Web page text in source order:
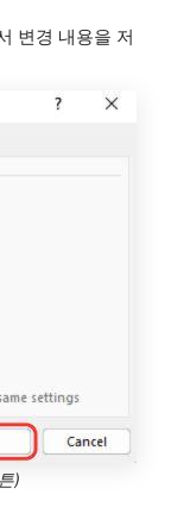
변경 내용을 저
)